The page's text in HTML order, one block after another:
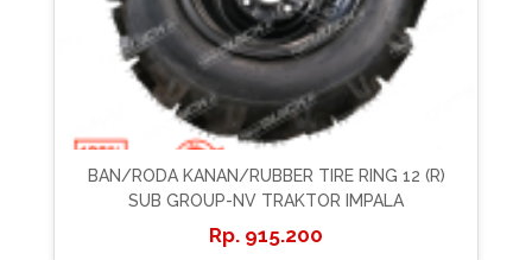
BAN/RODA KANAN/RUBBER TIRE RING 12 (R)
SUB GROUP-NV TRAKTOR IMPALA
915.200